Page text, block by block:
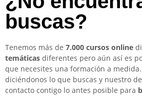
buscas?
Tenemos más de 7.000 cursos online
temáticas diferentes pero aún así es
que necesites una formación a
diciéndonos lo que buscas y nuestro
contacto contigo lo antes posible para